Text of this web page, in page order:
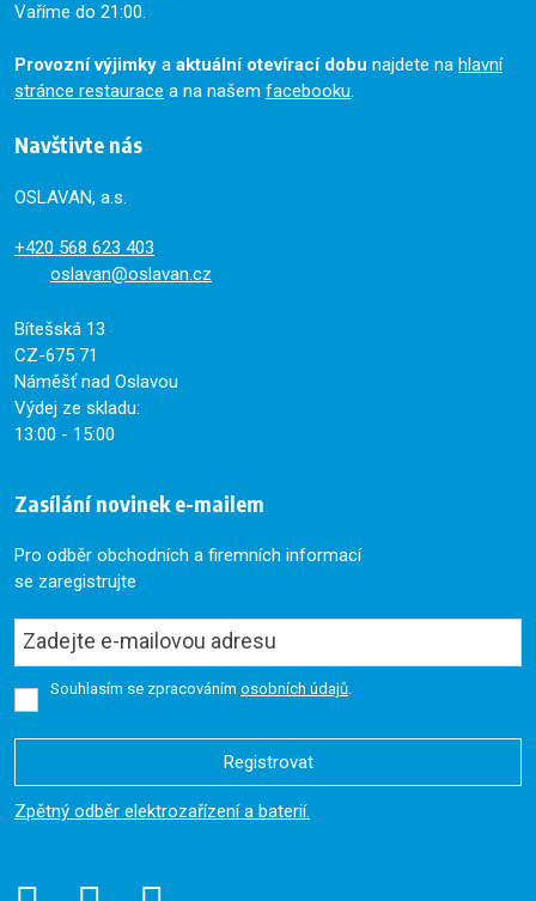
Vaříme do 21:00.
Provozní výjimky a aktuální otevírací dobu najdete na hlavní
stránce restaurace a na našem facebooku.
Navštivte nás
OSLAVAN, a.s.
+420 568 623 403
oslavan@oslavan.cz
Bítešská 13
CZ-675 71
Náměšť nad Oslavou
Výdej ze skladu:
13:00 - 15:00
Zasílání novinek e-mailem
Pro odběr obchodních a firemních informací
se zaregistrujte
Souhlasím se zpracováním osobních údajů.
Registrovat
Formulář
odeslat.
Zpětný odběr elektrozařízení a baterií.